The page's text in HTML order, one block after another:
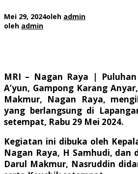
Mei 29, 2024oleh admin
oleh admin
MRI – Nagan Raya |
A’yun, Gampong Karang
Makmur, Nagan Raya,
yang berlangsung di
setempat, Rabu 29 Mei 2024.
Kegiatan ini dibuka oleh
Nagan Raya, H Samhudi, dan
Darul Makmur, Nasruddin